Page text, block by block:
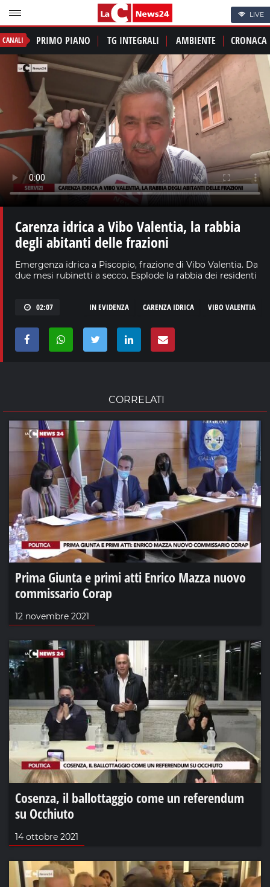
LIVE
CANALI PRIMO PIANO TG INTEGRALI AMBIENTE CRONACA
Carenza idrica a Vibo Valentia, la rabbia
degli abitanti delle frazioni
Emergenza idrica a Piscopio, frazione di Vibo Valentia. Da
due mesi rubinetti a secco. Esplode la rabbia dei residenti
02:07 VIBO VALENTIA
CARENZA IDRICA
IN EVIDENZA
CORRELATI
Prima Giunta e primi atti Enrico Mazza nuovo
commissario Corap
12 novembre 2021
Cosenza, il ballottaggio come un referendum
su Occhiuto
14 ottobre 2021